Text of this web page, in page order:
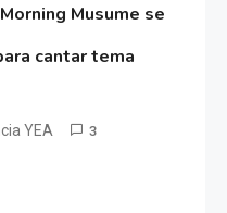
Musume se
cantar tema
YEA 3